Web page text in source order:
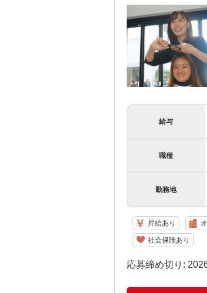
給与
職種
勤務地
昇給あり
社会保険あり
応募締め切り: